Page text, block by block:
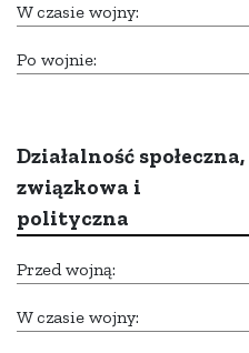
W czasie wojny:
Po wojnie:
Działalność społeczna,
związkowa i
polityczna
Przed wojną:
W czasie wojny: